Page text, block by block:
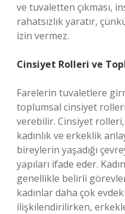
ve tuvaletten çıkması,
rahatsızlık yaratır,
izin vermez.
Cinsiyet Rolleri ve
Farelerin tuvaletlere
toplumsal cinsiyet
verebilir. Cinsiyet
kadınlık ve erkeklik
bireylerin yaşadığı
yapıları ifade eder.
genellikle belirli
kadınlar daha çok
ilişkilendirilirken,